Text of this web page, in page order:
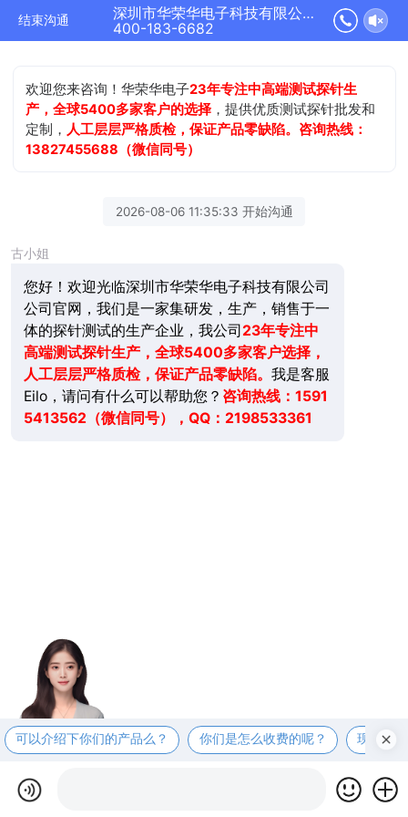
结束沟通
深圳市华荣华电子科技有限公司正在为您服务
400-183-6682
欢迎您来咨询！华荣华电子23年专注中高端测试探针生
产，全球5400多家客户的选择 ，提供优质测试探针批发和
定制， 人工层层严格质检，保证产品零缺陷。咨询热线：
13827455688（微信同号）
2026-08-06 11:35:33 开始沟通
古小姐
您好！欢迎光临深圳市华荣华电子科技有限公司
公司官网，我们是一家集研发，生产，销售于一
体的探针测试的生产企业，我公司23年专注中
高端测试探针生产，全球5400多家客户选择，
人工层层严格质检，保证产品零缺陷。 我是客服
Eilo，请问有什么可以帮助您？ 咨询热线：1591
5413562（微信同号），QQ：2198533361
可以介绍下你们的产品么？ 你们是怎么收费的呢？ 现在有